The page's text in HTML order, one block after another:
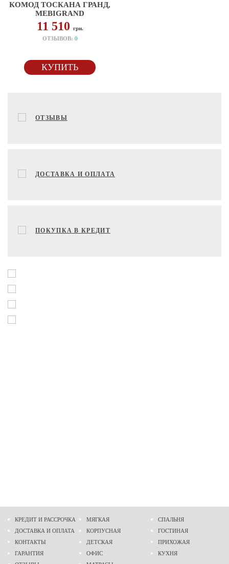
КОМОД ТОСКАНА ГРАНД,
MEBIGRAND
11 510 грн.
ОТЗЫВОВ: 0
КУПИТЬ
ОТЗЫВЫ
ДОСТАВКА И ОПЛАТА
ПОКУПКА В КРЕДИТ
КРЕДИТ И РАССРОЧКА
ДОСТАВКА И ОПЛАТА
КОНТАКТЫ
ГАРАНТИЯ
МЯГКАЯ
КОРПУСНАЯ
ДЕТСКАЯ
ОФИС
СПАЛЬНЯ
ГОСТИНАЯ
ПРИХОЖАЯ
КУХНЯ